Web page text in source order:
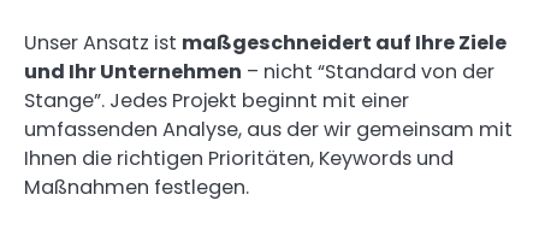
Unser Ansatz ist maßgeschneidert auf Ihre Ziele
und Ihr Unternehmen – nicht “Standard von der
Stange”. Jedes Projekt beginnt mit einer
umfassenden Analyse, aus der wir gemeinsam mit
Ihnen die richtigen Prioritäten, Keywords und
Maßnahmen festlegen.